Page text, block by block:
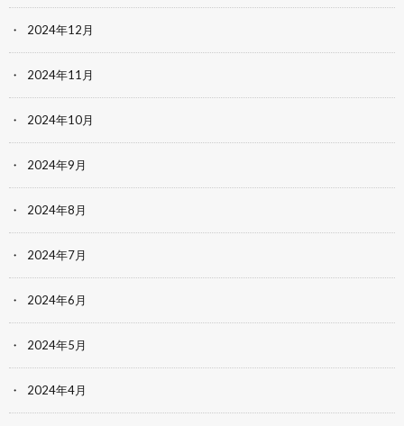
2024年12月
2024年11月
2024年10月
2024年9月
2024年8月
2024年7月
2024年6月
2024年5月
2024年4月